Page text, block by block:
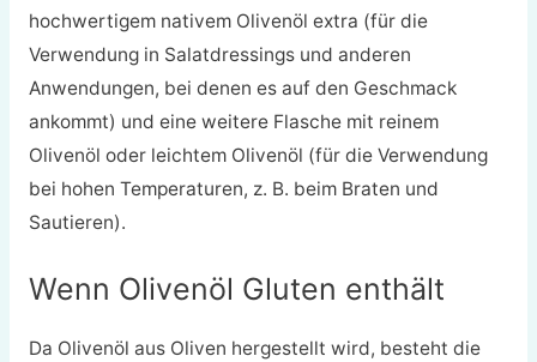
hochwertigem nativem Olivenöl extra (für die
Verwendung in Salatdressings und anderen
Anwendungen, bei denen es auf den Geschmack
ankommt) und eine weitere Flasche mit reinem
Olivenöl oder leichtem Olivenöl (für die Verwendung
bei hohen Temperaturen, z. B. beim Braten und
Sautieren).
Wenn Olivenöl Gluten enthält
Da Olivenöl aus Oliven hergestellt wird, besteht die